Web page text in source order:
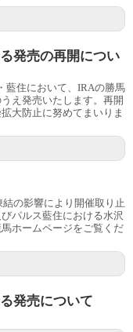
発売の再開につい
藍住において、IRAの勝馬
え発売いたします。再開
大防止に努めてまいりま
の影響により開催取り止
パルス藍住における水沢
ホームページをご覧くだ
発売について